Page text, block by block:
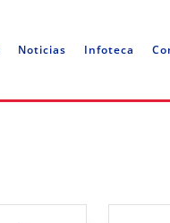
Noticias Infoteca